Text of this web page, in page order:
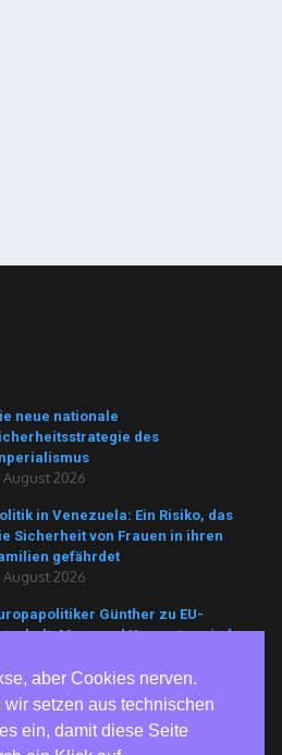
neue nationale
des
August 2026
in Venezuela: Ein Risiko, das
Sicherheit von Frauen in ihren
gefährdet
August 2026
Günther zu EU-
Merz und Konsorten sind
der Krise
August 2026
aber Cookies nerven.
wir setzen aus technischen
ein, damit diese Seite